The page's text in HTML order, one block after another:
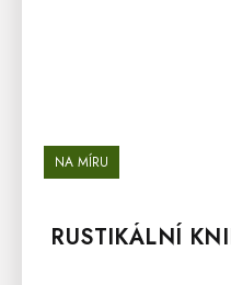
NA MÍRU
RUSTIKÁLNÍ